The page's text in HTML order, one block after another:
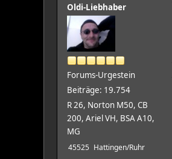
Oldi-Liebhaber
Forums-Urgestein
Beiträge: 19.754
R 26, Norton M50, CB
200, Ariel VH, BSA A10,
MG
45525 Hattingen/Ruhr